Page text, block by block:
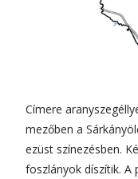
Címere
mezőben a
ezüst színezésben.
foszlányok díszítik. A